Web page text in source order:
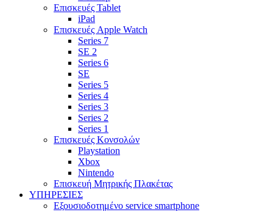
Επισκευές Tablet
iPad
Επισκευές Apple Watch
Series 7
SE 2
Series 6
SE
Series 5
Series 4
Series 3
Series 2
Series 1
Επισκευές Κονσολών
Playstation
Xbox
Nintendo
Επισκευή Μητρικής Πλακέτας
YΠΗΡΕΣΙΕΣ
Εξουσιοδοτημένο service smartphone